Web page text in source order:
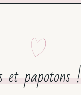
et papotons !